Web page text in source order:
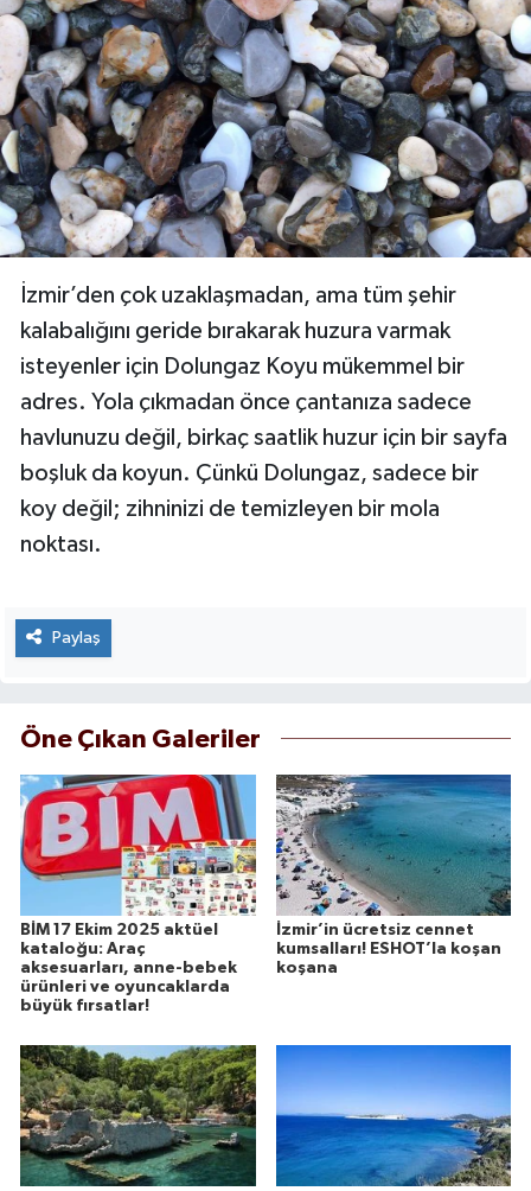
İzmir’den çok uzaklaşmadan, ama tüm şehir
kalabalığını geride bırakarak huzura varmak
isteyenler için Dolungaz Koyu mükemmel bir
adres. Yola çıkmadan önce çantanıza sadece
havlunuzu değil, birkaç saatlik huzur için bir sayfa
boşluk da koyun. Çünkü Dolungaz, sadece bir
koy değil; zihninizi de temizleyen bir mola
noktası.
Paylaş
Öne Çıkan Galeriler
BİM 17 Ekim 2025 aktüel
kataloğu: Araç
aksesuarları, anne-bebek
ürünleri ve oyuncaklarda
büyük fırsatlar!
İzmir’in ücretsiz cennet
kumsalları! ESHOT’la koşan
koşana